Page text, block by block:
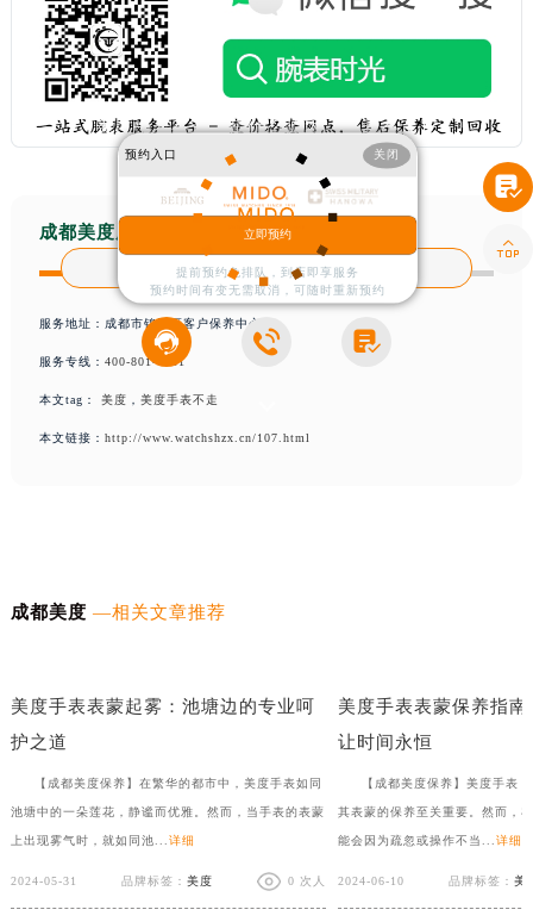
美度手表不走了是什么原因（手表不走）
成都美度客户中心分享：“美度手表不走了是什么原因（手表不走）”。我想这个原因很多
用户都很清楚，这也比较容易解决，不是大问
客户服务热线： 400-801-7361
  
成都美度服务中心
服务地址：成都市锦江区客户保养中心
服务专线： 400-801-7361
本文tag： 美度 ， 美度手表不走
本文链接： http://www.watchshzx.cn/107.html
成都美度 —相关文章推荐
美度手表表蒙起雾：池塘边的专业呵
护之道
【成都美度保养】在繁华的都市中，美度手表如同
池塘中的一朵莲花，静谧而优雅。然而，当手表的表蒙
上出现雾气时，就如同池... 详细
2024-05-31 品牌标签： 美度 0 次人
美度手表表蒙保养指
让时间永恒
【成都美度保养】美度手表
其表蒙的保养至关重要。然而，
能会因为疏忽或操作不当... 详细
2024-06-10 品牌标签： 美


预约入口 关闭
立即预约
提前预约免排队，到店即享服务
预约时间有变无需取消，可随时重新预约